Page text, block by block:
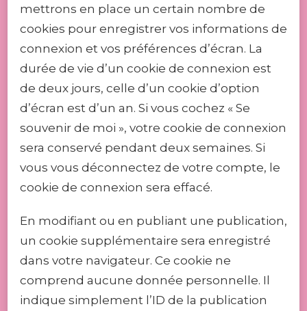
mettrons en place un certain nombre de
cookies pour enregistrer vos informations de
connexion et vos préférences d’écran. La
durée de vie d’un cookie de connexion est
de deux jours, celle d’un cookie d’option
d’écran est d’un an. Si vous cochez « Se
souvenir de moi », votre cookie de connexion
sera conservé pendant deux semaines. Si
vous vous déconnectez de votre compte, le
cookie de connexion sera effacé.
En modifiant ou en publiant une publication,
un cookie supplémentaire sera enregistré
dans votre navigateur. Ce cookie ne
comprend aucune donnée personnelle. Il
indique simplement l’ID de la publication